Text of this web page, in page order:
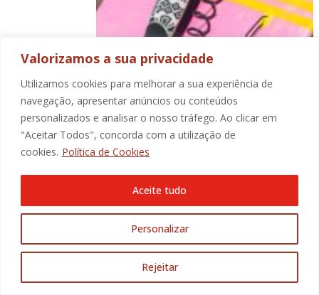
Valorizamos a sua privacidade
Utilizamos cookies para melhorar a sua experiência de
navegação, apresentar anúncios ou conteúdos
personalizados e analisar o nosso tráfego. Ao clicar em
"Aceitar Todos", concorda com a utilização de
cookies. Política de Cookies
Personalizar
Rejeitar
Aceite tudo